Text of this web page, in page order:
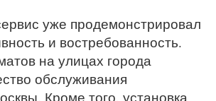
уже продемонстрировал
и востребованность.
на улицах города
обслуживания
Кроме того, установка